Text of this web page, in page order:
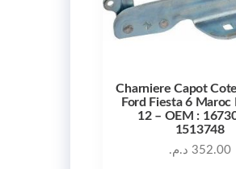
Charniere Capot
Ford Fiesta 6 Maroc
12 – OEM :
1513748
352.00 د.م.